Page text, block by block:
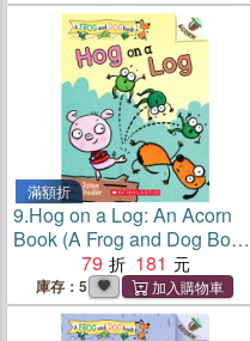
滿額折
9.Hog on a Log: An Acorn
Book (A Frog and Dog Book
79 181
庫存：5